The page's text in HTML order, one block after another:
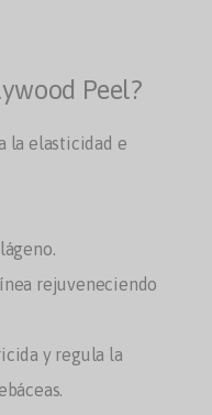
Peel?
la elasticidad e
rejuveneciendo
y regula la